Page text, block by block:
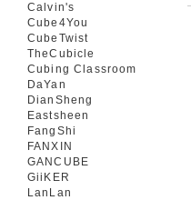
Calvin's
Cube4You
CubeTwist
TheCubicle
Cubing Classroom
DaYan
DianSheng
Eastsheen
FangShi
FANXIN
GANCUBE
GiiKER
LanLan